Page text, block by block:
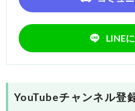
LINE
YouTubeチャンネル登